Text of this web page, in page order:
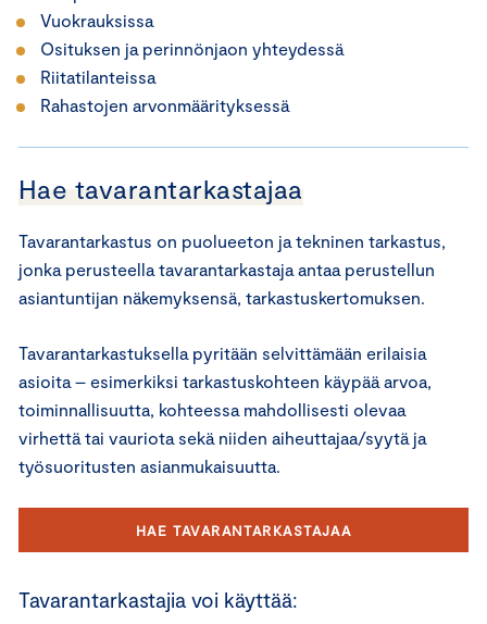
Vuokrauksissa
Osituksen ja perinnönjaon yhteydessä
Riitatilanteissa
Rahastojen arvonmäärityksessä
Hae tavarantarkastajaa
Tavarantarkastus on puolueeton ja tekninen tarkastus,
jonka perusteella tavarantarkastaja antaa perustellun
asiantuntijan näkemyksensä, tarkastuskertomuksen.
Tavarantarkastuksella pyritään selvittämään erilaisia
asioita – esimerkiksi tarkastuskohteen käypää arvoa,
toiminnallisuutta, kohteessa mahdollisesti olevaa
virhettä tai vauriota sekä niiden aiheuttajaa/syytä ja
työsuoritusten asianmukaisuutta.
HAE TAVARANTARKASTAJAA
Tavarantarkastajia voi käyttää: